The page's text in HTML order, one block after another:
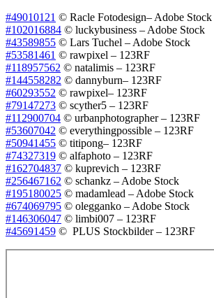
#49010121 © Racle Fotodesign– Adobe Stock
#102016884 © luckybusiness – Adobe Stock
#43589855 © Lars Tuchel – Adobe Stock
#53581461 © rawpixel – 123RF
#118957562 © natalimis – 123RF
#144558282 © dannyburn– 123RF
#60293552 © rawpixel– 123RF
#79147273 © scyther5 – 123RF
#112900704 © urbanphotographer – 123RF
#53607042 © everythingpossible – 123RF
#50941455 © titipong– 123RF
#74327319 © alfaphoto – 123RF
#162704837 © kuprevich – 123RF
#256467162 © schankz – Adobe Stock
#195180025 © madamlead – Adobe Stock
#674069795 © olegganko – Adobe Stock
#146306047 © limbi007 – 123RF
#45691459 © PLUS Stockbilder – 123RF